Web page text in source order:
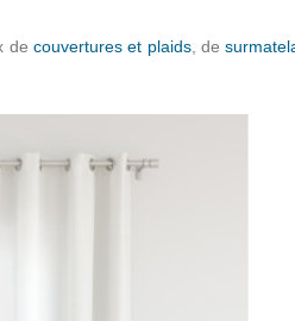
decouvertures et plaids, de